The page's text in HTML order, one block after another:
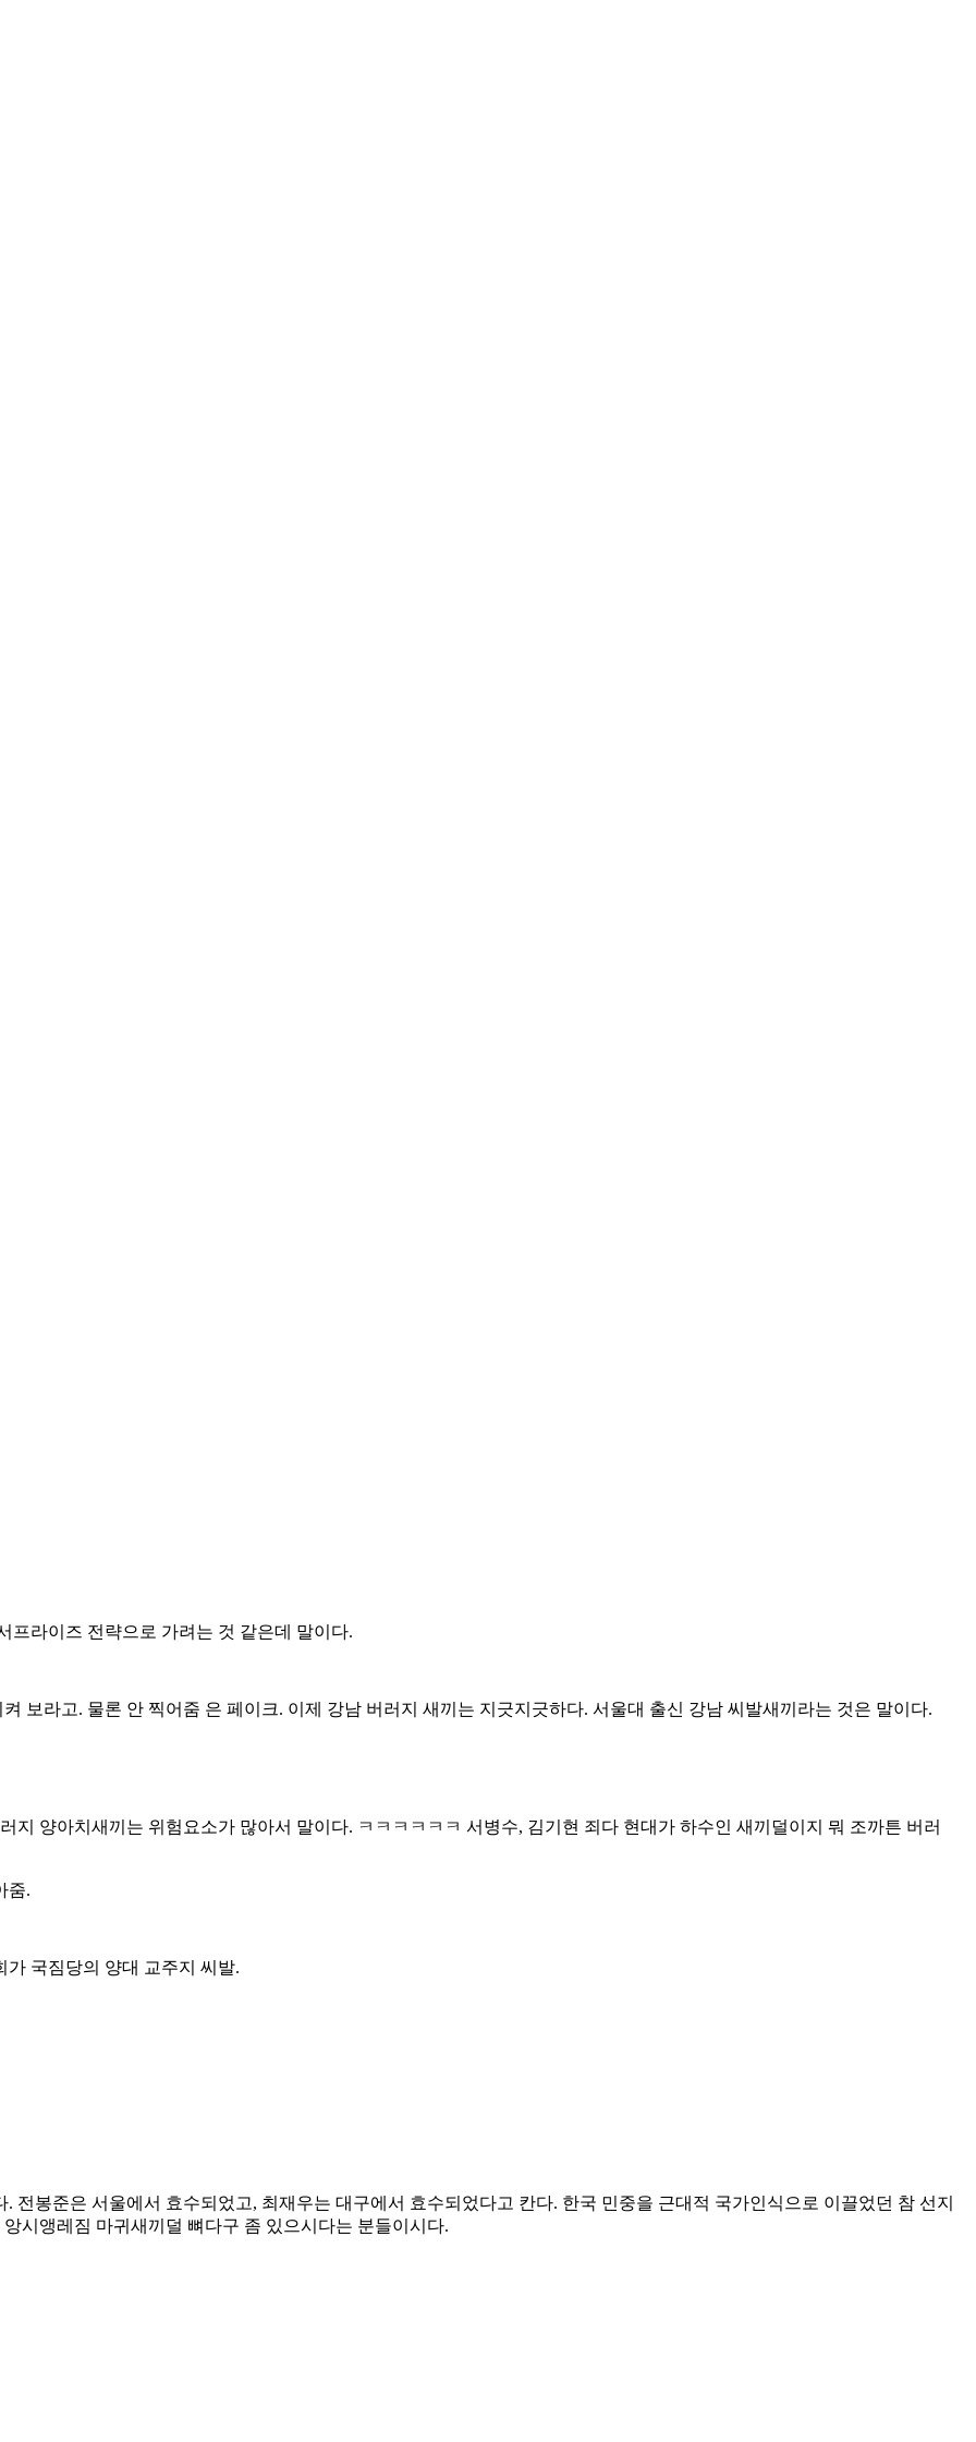
프라이즈 전략으로 가려는 것 같은데 말이다.
보라고. 물론 안 찍어줌 은 페이크. 이제 강남 버러지 새끼는 지긋지긋하다. 서울대 출신 강남 씨발새끼라는 것은 말이다.
지 양아치새끼는 위험요소가 많아서 말이다. ㅋㅋㅋㅋㅋㅋ 서병수, 김기현 죄다 현대가 하수인 새끼덜이지 뭐 조까튼 버러
줌.
국짐당의 양대 교주지 씨발.
전봉준은 서울에서 효수되었고, 최재우는 대구에서 효수되었다고 칸다. 한국 민중을 근대적 국가인식으로 이끌었던 참 선지
시앵레짐 마귀새끼덜 뼈다구 좀 있으시다는 분들이시다.